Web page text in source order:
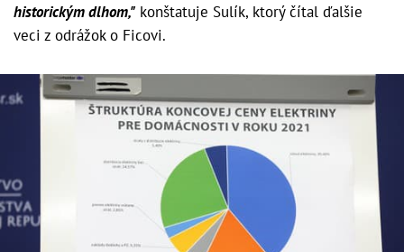
historickým dlhom," konštatuje Sulík, ktorý čítal ďalšie
veci z odrážok o Ficovi.